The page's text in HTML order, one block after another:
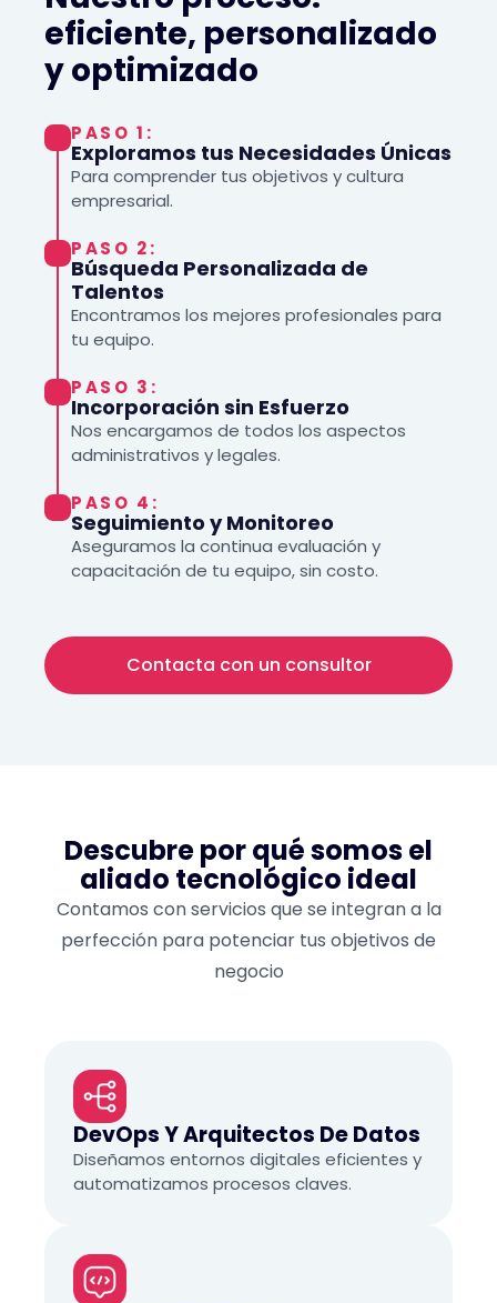
eficiente, personalizado
y optimizado
PASO 1:
Exploramos tus Necesidades Únicas
Para comprender tus objetivos y cultura
empresarial.
PASO 2:
Búsqueda Personalizada de
Talentos
Encontramos los mejores profesionales para
tu equipo.
PASO 3:
Incorporación sin Esfuerzo
Nos encargamos de todos los aspectos
administrativos y legales.
PASO 4:
Seguimiento y Monitoreo
Aseguramos la continua evaluación y
capacitación de tu equipo, sin costo.
Contacta con un consultor
Descubre por qué somos el
aliado tecnológico ideal
Contamos con servicios que se integran a la
perfección para potenciar tus objetivos de
negocio
DevOps Y Arquitectos De Datos
Diseñamos entornos digitales eficientes y
automatizamos procesos claves.